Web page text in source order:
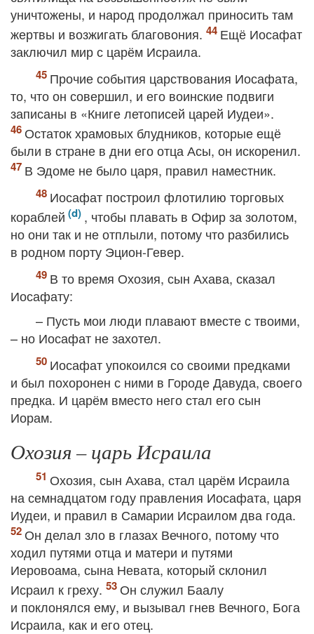
уничтожены, и народ продолжал приносить там
жертвы и возжигать благовония.
Ещё Иосафат
заключил мир с царём Исраила.
Прочие события царствования Иосафата,
то, что он совершил, и его воинские подвиги
записаны в «Книге летописей царей Иудеи».
Остаток храмовых блудников, которые ещё
были в стране в дни его отца Асы, он искоренил.
В Эдоме не было царя, правил наместник.
Иосафат построил флотилию торговых
кораблей
, чтобы плавать в Офир за золотом,
но они так и не отплыли, потому что разбились
в родном порту Эцион-Гевер.
В то время Охозия, сын Ахава, сказал
Иосафату:
– Пусть мои люди плавают вместе с твоими,
– но Иосафат не захотел.
Иосафат упокоился со своими предками
и был похоронен с ними в Городе Давуда, своего
предка. И царём вместо него стал его сын
Иорам.
Охозия – царь Исраила
Охозия, сын Ахава, стал царём Исраила
на семнадцатом году правления Иосафата, царя
Иудеи, и правил в Самарии Исраилом два года.
Он делал зло в глазах Вечного, потому что
ходил путями отца и матери и путями
Иеровоама, сына Невата, который склонил
Исраил к греху.
Он служил Баалу
и поклонялся ему, и вызывал гнев Вечного, Бога
Исраила, как и его отец.